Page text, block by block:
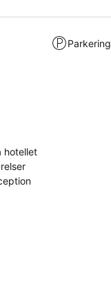
Parkering
hotellet